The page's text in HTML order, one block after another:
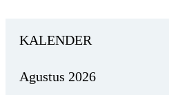
KALENDER
Agustus 2026